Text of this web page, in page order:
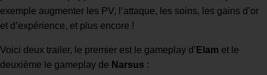
exemple augmenter les PV, l’attaque, les soins, les gains d’or
et d’expérience, et plus encore !
Voici deux trailer, le premier est le gameplay d’ Elam et le
deuxième le gameplay de Narsus :